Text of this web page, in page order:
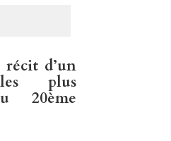
d’un
plus
20ème